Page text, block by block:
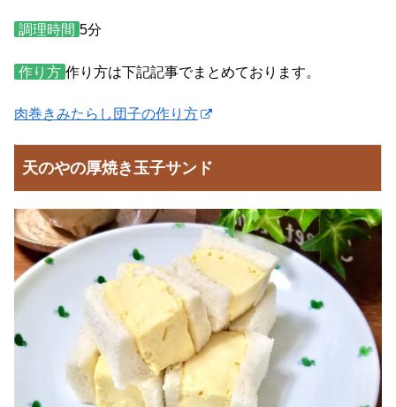
調理時間 5分
作り方 作り方は下記記事でまとめております。
肉巻きみたらし団子の作り方
天のやの厚焼き玉子サンド